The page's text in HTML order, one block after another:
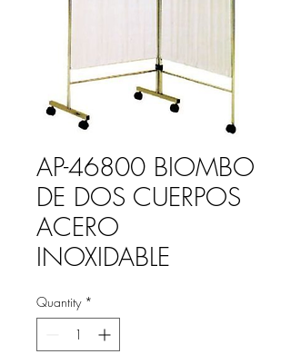
AP-46800 BIOMBO
DE DOS CUERPOS
ACERO
INOXIDABLE
Quantity *